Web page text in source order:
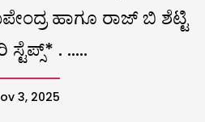
ಹಾಗೂ ರಾಜ್ ಬಿ ಶೆಟ್ಟಿ
. …..
3, 2025